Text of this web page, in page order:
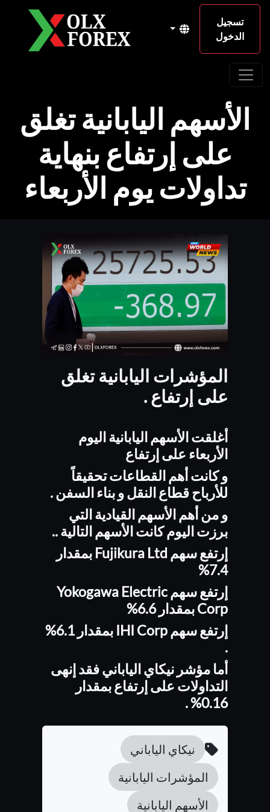
تسجيل
الدخول
الأسهم اليابانية تغلق
على إرتفاع بنهاية
تداولات يوم الأربعاء
المؤشرات اليابانية تغلق
على إرتفاع .
أغلقت الأسهم اليابانية اليوم
الأربعاء على إرتفاع
و كانت أهم القطاعات تحقيقاً
للأرباح قطاع النقل و بناء السفن .
و من أهم الأسهم القيادية التي
برزت اليوم كانت الأسهم التالية ..
إرتفع سهم Fujikura Ltd بمقدار
7.4%
إرتفع سهم Yokogawa Electric
Corp بمقدار 6.6%
إرتفع سهم IHI Corp بمقدار 6.1%
.
أما مؤشر نيكاي الياباني فقد إنهى
التداولات على إرتفاع بمقدار
0.16% .
نيكاي الياباني
المؤشرات اليابانية
الأسهم اليابانية